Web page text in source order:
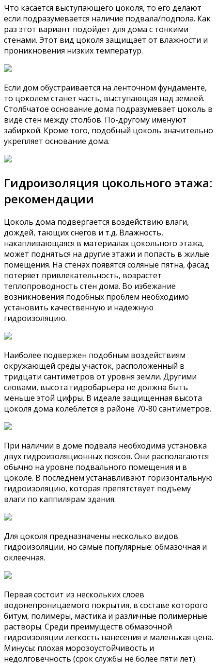
Что касается выступающего цоколя, то его делают
если подразумевается наличие подвала/подпола. Как
раз этот вариант подойдет для дома с тонкими
стенами. Этот вид цоколя защищает от влажности и
проникновения низких температур.
Если дом обустраивается на ленточном фундаменте,
то цоколем станет часть, выступающая над землей.
Столбчатое основание дома подразумевает цоколь в
виде стен между столбов. По-другому именуют
забиркой. Кроме того, подобный цоколь значительно
укрепляет основание дома.
Гидроизоляция цокольного этажа:
рекомендации
Цоколь дома подвергается воздействию влаги,
дождей, тающих снегов и т.д. Влажность,
накапливающаяся в материалах цокольного этажа,
может подняться на другие этажи и попасть в жилые
помещения. На стенах появятся соляные пятна, фасад
потеряет привлекательность, возрастет
теплопроводность стен дома. Во избежание
возникновения подобных проблем необходимо
установить качественную и надежную
гидроизоляцию.
Наиболее подвержен подобным воздействиям
окружающей среды участок, расположенный в
тридцати сантиметров от уровня земли. Другими
словами, высота гидробарьера не должна быть
меньше этой цифры. В идеале защищенная высота
цоколя дома колеблется в районе 70-80 сантиметров.
При наличии в доме подвала необходима установка
двух гидроизоляционных поясов. Они располагаются
обычно на уровне подвального помещения и в
цоколе. В последнем устанавливают горизонтальную
гидроизоляцию, которая препятствует подъему
влаги по каппилярам здания.
Для цоколя предназначены несколько видов
гидроизоляции, но самые популярные: обмазочная и
оклеечная.
Первая состоит из нескольких слоев
водонепроницаемого покрытия, в составе которого
битум, полимеры, мастика и различные полимерные
растворы. Среди преимуществ обмазочной
гидроизоляции легкость нанесения и маленькая цена.
Минусы: плохая морозоустойчивость и
недолговечность (срок службы не более пяти лет).